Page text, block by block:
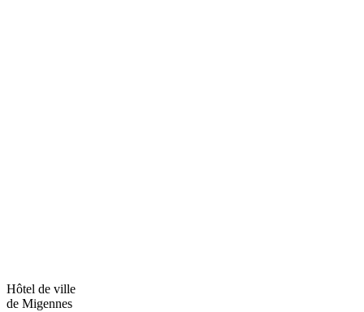
Hôtel de ville
de Migennes